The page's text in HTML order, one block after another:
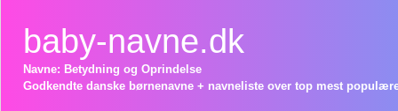
baby-navne.dk
Navne: Betydning og Oprindelse
Godkendte danske børnenavne + navneliste over top mest